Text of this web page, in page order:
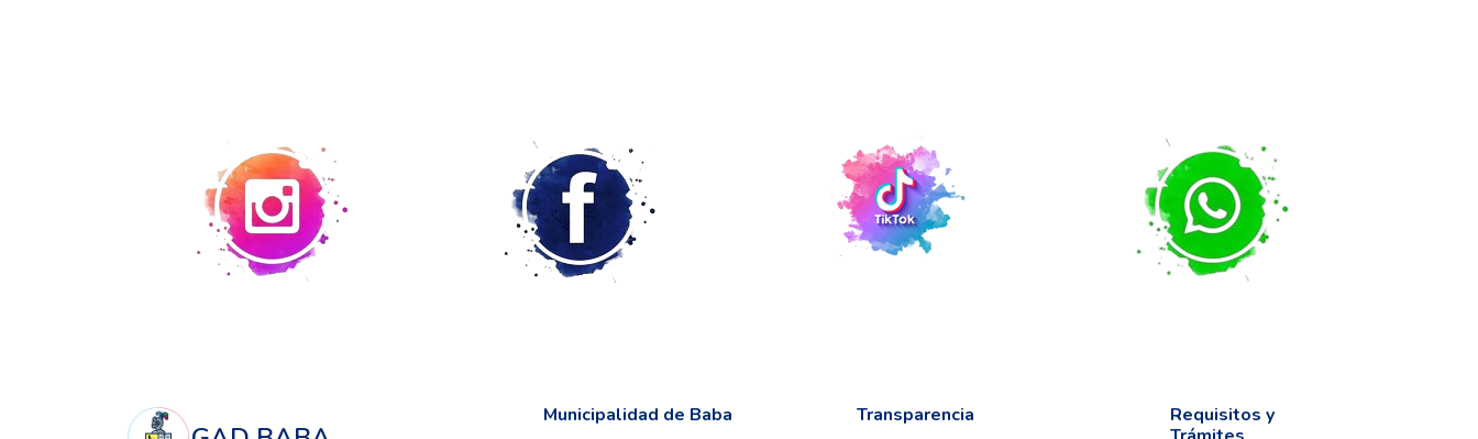
Municipalidad de Baba Transparencia
Requisitos y